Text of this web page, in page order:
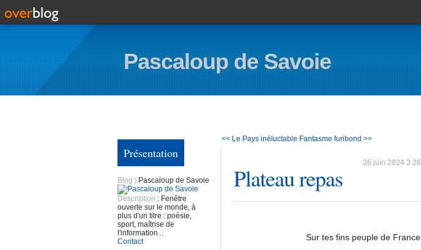
Pascaloup de Savoie
Présentation
Blog : Pascaloup de Savoie
Description : Fenêtre
ouverte sur le monde, à
plus d'un titre : poésie,
sport, maîtrise de
l'information...
Contact
<< Le Pays inéluctable Fantasme furibond >>
26 juin 2024 3 26
Plateau repas
Sur tes fins peuple de France,